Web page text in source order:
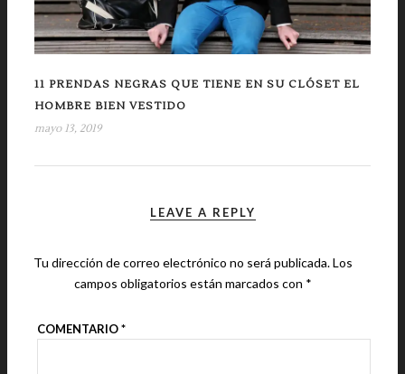
11 PRENDAS NEGRAS QUE TIENE EN SU CLÓSET EL
HOMBRE BIEN VESTIDO
mayo 13, 2019
LEAVE A REPLY
Tu dirección de correo electrónico no será publicada.Los
campos obligatorios están marcados con *
COMENTARIO*